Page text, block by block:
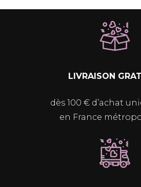
LIVRAISON
dès 100 € d’achat
en France